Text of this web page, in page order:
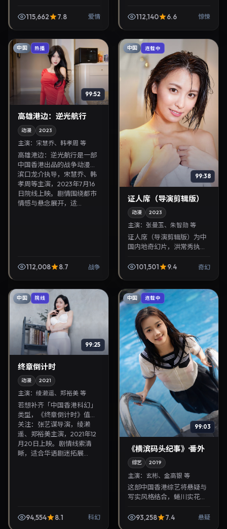
115,662 7.8 爱情
演，2025年12月9日院线上
112,140 6.6 惊悚
中国 热播
99:52
高雄港边：逆光航行
动漫 2023
主演： 宋慧乔、韩孝周 等
高雄港边：逆光航行是一部
中国香港出品的战争动漫，
滨口龙介执导，宋慧乔、韩
孝周等主演，2023年7月16
日院线上映。剧情围绕都市
情感与悬念展开，适...
112,008 8.7 战争
中国 连载中
99:38
证人席（导演剪辑版）
动漫 2023
主演：张曼玉、朱智勋 等
证人席（导演剪辑版）为中
国内地奇幻片，洪常秀执
演。2023年8月4日首映，
101,501 9.4 奇幻
中国 院线
99:25
终章倒计时
动漫 2021
主演： 绫濑遥、郑裕美 等
若想补齐「中国香港科幻」
类型，《终章倒计时》值得
关注：张艺谋导演，绫濑
遥、郑裕美主演，2021年12
月20日上映。剧情线索清
晰，适合华语剧迷拓展...
94,554 8.1 科幻
中国 连载中
99:03
《横滨码头纪事》·番外
综艺 2019
主演： 玄彬、金高银 等
这部中国香港综艺将悬疑与
写实风格结合，蜷川实花掌
角。2019年3月2日与观众见
93,258 7.4 悬疑